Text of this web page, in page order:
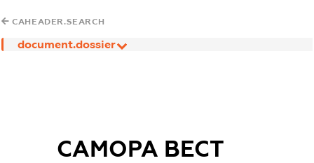
CAHEADER.SEARCH
document.dossier
САМОРА ВЕСТ